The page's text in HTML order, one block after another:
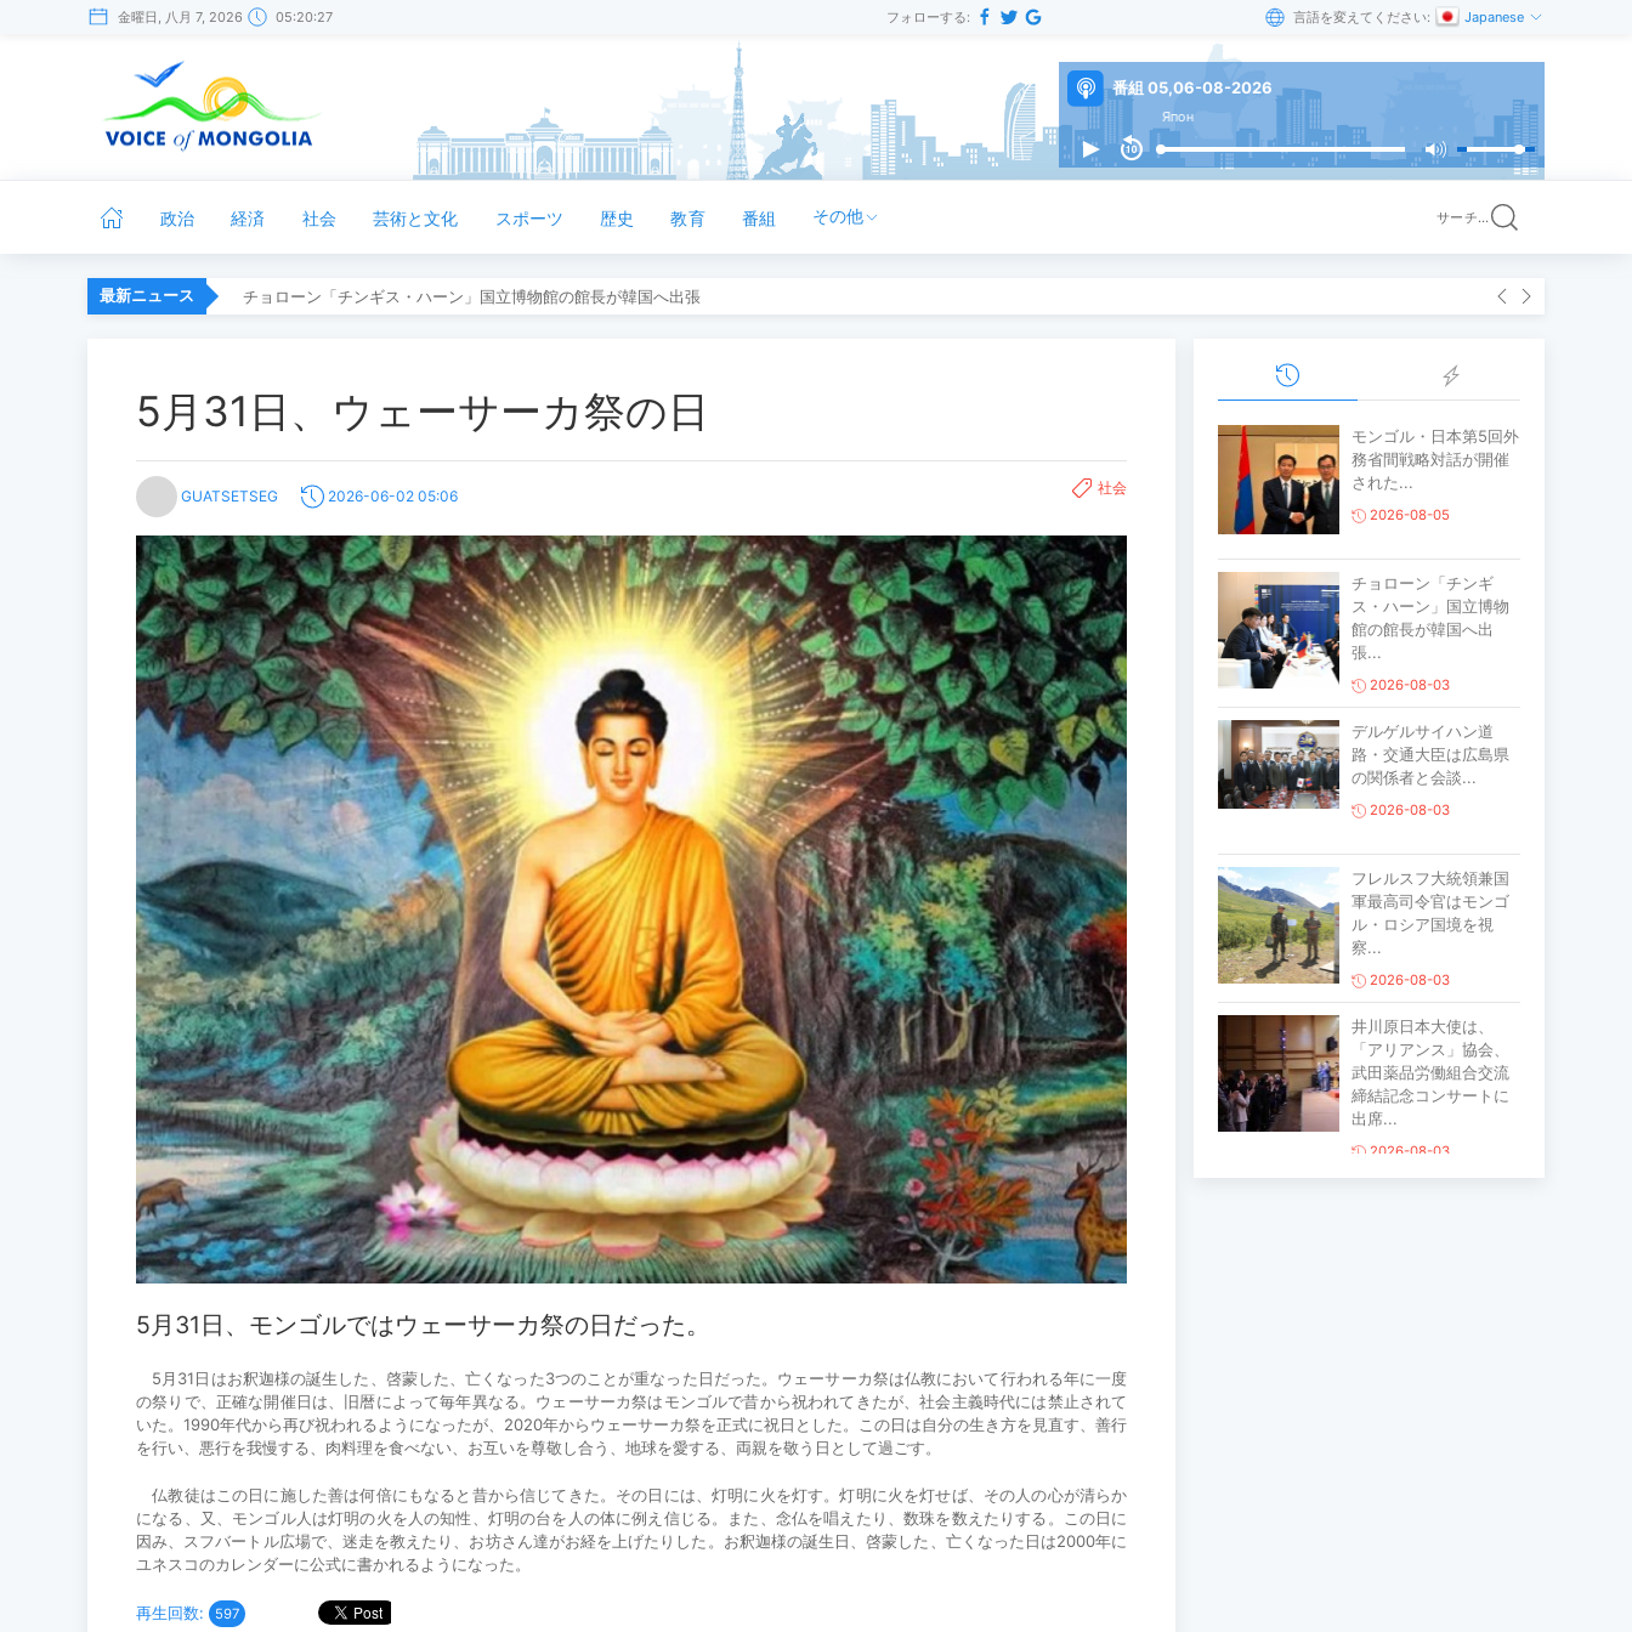
金曜日, 八月 7, 2026 05:20:28 フォローする: 言語を変えてください: Japanese
番組 05,06-08-2026
政治 経済 社会 芸術と文化 スポーツ 歴史 教育 番組 その他 サーチ...
最新ニュース チョローン「チンギス・ハーン」国立博物館の館長が韓国へ出張
5月31日、ウェーサーカ祭の日
GUATSETSEG 2026-06-02 05:06 社会
5月31日、モンゴルではウェーサーカ祭の日だった。
5月31日はお釈迦様の誕生した、啓蒙した、亡くなった3つのことが重なった日だった。ウェーサーカ祭は仏教において行われる年に一度
の祭りで、正確な開催日は、旧暦によって毎年異なる。ウェーサーカ祭はモンゴルで昔から祝われてきたが、社会主義時代には禁止されて
いた。1990年代から再び祝われるようになったが、2020年からウェーサーカ祭を正式に祝日とした。この日は自分の生き方を見直す、善行
を行い、悪行を我慢する、肉料理を食べない、お互いを尊敬し合う、地球を愛する、両親を敬う日として過ごす。
仏教徒はこの日に施した善は何倍にもなると昔から信じてきた。その日には、灯明に火を灯す。灯明に火を灯せば、その人の心が清らか
になる、又、モンゴル人は灯明の火を人の知性、灯明の台を人の体に例え信じる。また、念仏を唱えたり、数珠を数えたりする。この日に
因み、スフバートル広場で、迷走を教えたり、お坊さん達がお経を上げたりした。お釈迦様の誕生日、啓蒙した、亡くなった日は2000年に
ユネスコのカレンダーに公式に書かれるようになった。
再生回数: 597
モンゴル・日本第5回外
務省間戦略対話が開催
された...
2026-08-05
チョローン「チンギ
ス・ハーン」国立博物
館の館長が韓国へ出
張...
2026-08-03
デルゲルサイハン道
路・交通大臣は広島県
の関係者と会談...
2026-08-03
フレルスフ大統領兼国
軍最高司令官はモンゴ
ル・ロシア国境を視
察...
2026-08-03
井川原日本大使は、
「アリアンス」協会、
武田薬品労働組合交流
締結記念コンサートに
出席...
2026-08-03